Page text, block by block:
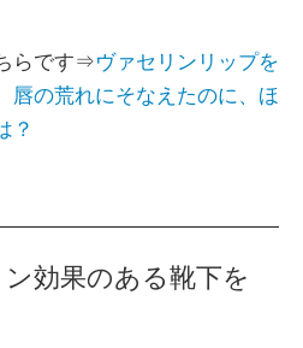
らです⇒ヴァセリンリップを
唇の荒れにそなえたのに、ほ
？
効果のある靴下を